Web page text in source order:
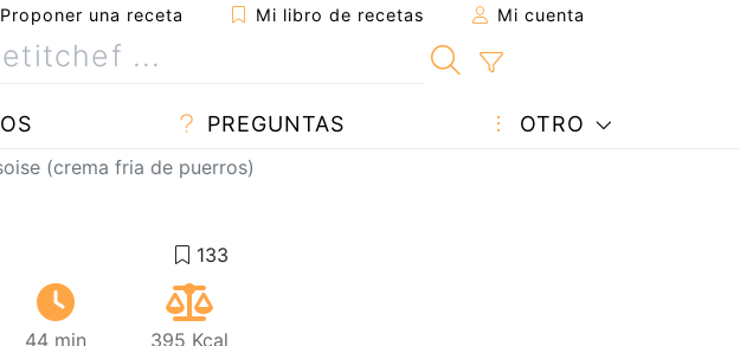
Proponer una receta Mi libro de recetas Mi cuenta
PREGUNTAS OTRO
(crema fria de puerros)
44 min 395 Kcal